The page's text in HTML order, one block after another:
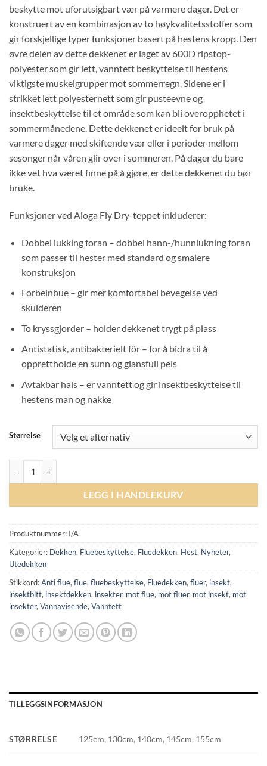
beskytte mot uforutsigbart vær på varmere dager. Det er
konstruert av en kombinasjon av to høykvalitetsstoffer som
gir forskjellige typer funksjoner basert på hestens kropp. Den
øvre delen av dette dekkenet er laget av 600D ripstop-
polyester som gir lett, vanntett beskyttelse til hestens
viktigste muskelgrupper mot sommerregn. Sidene er i
strikket lett polyesternett som gir pusteevne og
insektbeskyttelse til et område som kan bli overopphetet i
sommermånedene. Dette dekkenet er ideelt for bruk på
varmere dager med skiftende vær eller i perioder mellom
sesonger når våren glir over i sommeren. På dager du bare
ikke vet hva været finne på å gjøre, er dette dekkenet du bør
bruke.
Funksjoner ved Aloga Fly Dry-teppet inkluderer:
Dobbel lukking foran – dobbel hann-/hunnlukning foran
som passer til hester med standard og smalere
konstruksjon
Forbeinbue – gir mer komfortabel bevegelse ved
skulderen
To kryssgjorder – holder dekkenet trygt på plass
Antistatisk, antibakterielt fôr – for å bidra til å
opprettholde en sunn og glansfull pels
Avtakbar hals – er vanntett og gir insektbeskyttelse til
hestens man og nakke
Størrelse
LEGG I HANDLEKURV
Produktnummer: I/A
Kategorier: Dekken, Fluebeskyttelse, Fluedekken, Hest, Nyheter,
Utedekken
Stikkord:Anti flue, flue, fluebeskyttelse, Fluedekken, fluer, insekt,
insektbitt, insektdekken, insekter, mot flue, mot fluer, mot insekt, mot
insekter, Vannavisende, Vanntett
TILLEGGSINFORMASJON
STØRRELSE 125cm, 130cm, 140cm, 145cm, 155cm